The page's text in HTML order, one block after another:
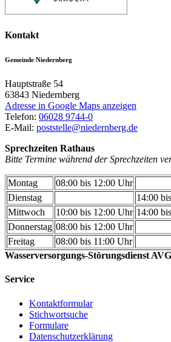
Kontakt
Gemeinde Niedernberg
Hauptstraße 54
63843 Niedernberg
Adresse in Google Maps anzeigen
Telefon: 06028 9744-0
E-Mail: poststelle@niedernberg.de
Sprechzeiten Rathaus
Bitte Termine während der Sprechzeiten
Montag
08:00 bis 12:00 Uhr
Dienstag
14:00
Mittwoch
10:00 bis 12:00 Uhr 14:00
Donnerstag 08:00 bis 12:00 Uhr
Freitag
08:00 bis 11:00 Uhr
Wasserversorgungs-Störungsdienst AVG
Service
Kontaktformular
Stichwortsuche
Formulare
Datenschutzerklärung